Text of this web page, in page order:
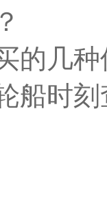
的几种
船时